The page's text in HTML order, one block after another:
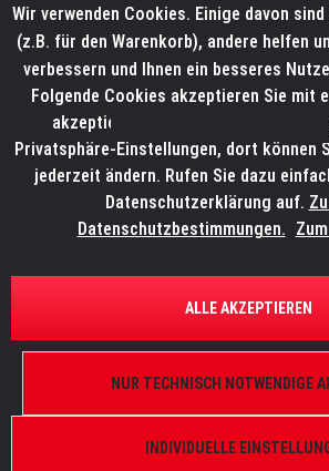
FILTERN
CRMX² – Die nächste Generation
Von: Bianca Wilmsmann 26.09.25 16:00 0
Wir verwenden Cookies. Einige davon
(z.B. für den Warenkorb), andere helfen
verbessern und Ihnen ein besseres
Folgende Cookies akzeptieren Sie mit
akzeptieren. Weitere Informationen
Privatsphäre-Einstellungen, dort können
jederzeit ändern. Rufen Sie dazu
Datenschutzerklärung auf.
Datenschutzbestimmungen.
INDIVIDUELLE
NUR TECHNISCH NOTWENDIGE
ALLE AKZEPTIEREN